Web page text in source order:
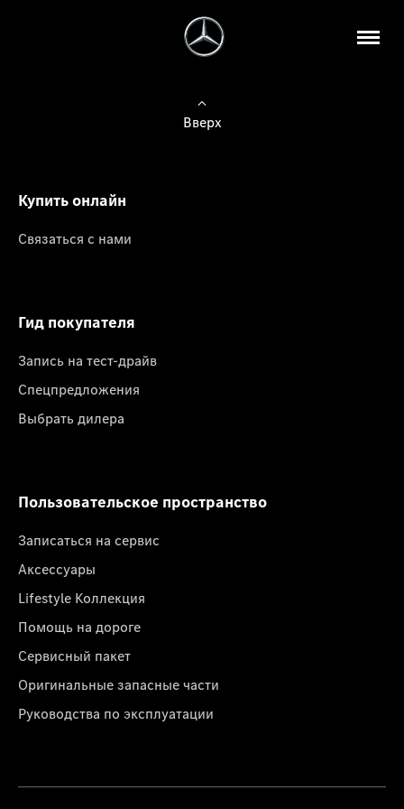
Вверх
Купить онлайн
Связаться с нами
Гид покупателя
Запись на тест-драйв
Спецпредложения
Выбрать дилера
Пользовательское пространство
Записаться на сервис
Аксессуары
Lifestyle Коллекция
Помощь на дороге
Сервисный пакет
Оригинальные запасные части
Руководства по эксплуатации